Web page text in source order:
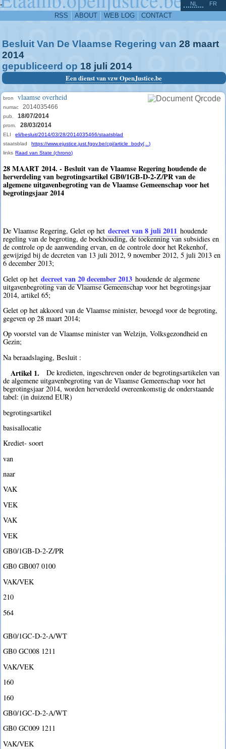
-
RSS ABOUT WEB LOG CONTACT
NL FR
Besluit Van De Vlaamse Regering van 28 maart
2014
gepubliceerd op 18 juli 2014
Een dienst van vzw OpenJustice.be
bron vlaamse overheid
numac 2014035466
pub. 18/07/2014
prom. 28/03/2014
ELI
eli/besluit/2014/03/28/2014035466/staatsblad
staatsblad
https://www.ejustice.just.fgov.be/cgi/article_body(...)
links Raad van State (chrono)
28 MAART 2014. - Besluit van de Vlaamse Regering houdende de
herverdeling van begrotingsartikel GB0/1GB-D-2-Z/PR van de
algemene uitgavenbegroting van de Vlaamse Gemeenschap voor het
begrotingsjaar 2014
De Vlaamse Regering, Gelet op het decreet van 8 juli 2011 houdende
regeling van de begroting, de boekhouding, de toekenning van subsidies en
de controle op de aanwending ervan, en de controle door het Rekenhof,
gewijzigd bij de decreten van 13 juli 2012, 9 november 2012, 5 juli 2013 en
6 december 2013;
Gelet op het decreet van 20 december 2013 houdende de algemene
uitgavenbegroting van de Vlaamse Gemeenschap voor het begrotingsjaar
2014, artikel 65;
Gelet op het akkoord van de Vlaamse minister, bevoegd voor de begroting,
gegeven op 28 maart 2014;
Op voorstel van de Vlaamse minister van Welzijn, Volksgezondheid en
Gezin;
Na beraadslaging, Besluit :
Artikel 1.
De kredieten, ingeschreven onder de begrotingsartikelen van
de algemene uitgavenbegroting van de Vlaamse Gemeenschap voor het
begrotingsjaar 2014, worden herverdeeld overeenkomstig de onderstaande
tabel: (in duizend EUR)
begrotingsartikel
basisallocatie
Krediet- soort
van
naar
VAK
VEK
VAK
VEK
GB0/1GB-D-2-Z/PR
GB0 GB007 0100
VAK/VEK
210
564
GB0/1GC-D-2-A/WT
GB0 GC008 1211
VAK/VEK
160
160
GB0/1GC-D-2-A/WT
GB0 GC009 1211
VAK/VEK
^